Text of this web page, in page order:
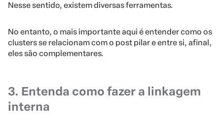
Nesse sentido, existem diversas ferramentas.
No entanto, o mais importante aqui é entender como os
clusters se relacionam com o post pilar e entre si, afinal,
eles são complementares.
3. Entenda como fazer a linkagem
interna